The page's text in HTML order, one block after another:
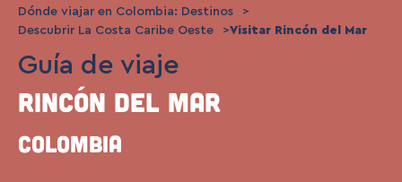
Dónde viajar en Colombia: Destinos
Descubrir La Costa Caribe Oeste
Visitar Rincón del Mar
Guía de viaje
Rincón del Mar
Colombia